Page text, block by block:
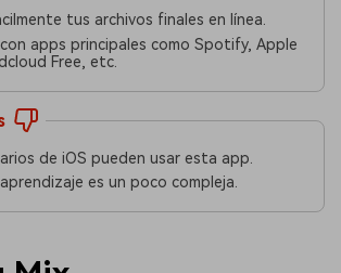
tus archivos finales en línea.
apps principales como Spotify, Apple
Free, etc.
de iOS pueden usar esta app.
es un poco compleja.